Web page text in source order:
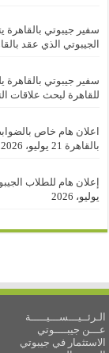
سفير جيبوتي بالقاهرة
الجيبوتي الذي عقد
سفير جيبوتي بالقاهرة
للقاهرة لبحث علاقات
اعلان هام خاص
بالقاهرة 21 يوليو، 2026
إعلان هام للطلاب
يوليو، 2026
الـرئــيـــســـيـــــة
عـــن جيبــــوتي
الاستثمار في جيبوتي